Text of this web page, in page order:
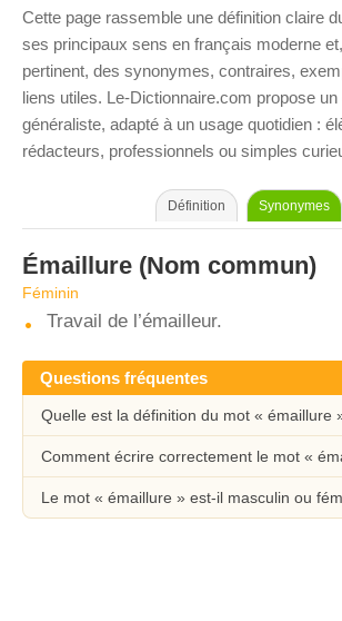
Cette page rassemble une définition claire
ses principaux sens en français moderne
pertinent, des synonymes, contraires,
liens utiles. Le-Dictionnaire.com propose un
généraliste, adapté à un usage quotidien :
rédacteurs, professionnels ou simples
Définition Synonymes
Émaillure (Nom commun)
Féminin
Travail de l’émailleur.
Questions fréquentes
Quelle est la définition du mot « émaillure
Comment écrire correctement le mot «
Le mot « émaillure » est-il masculin ou